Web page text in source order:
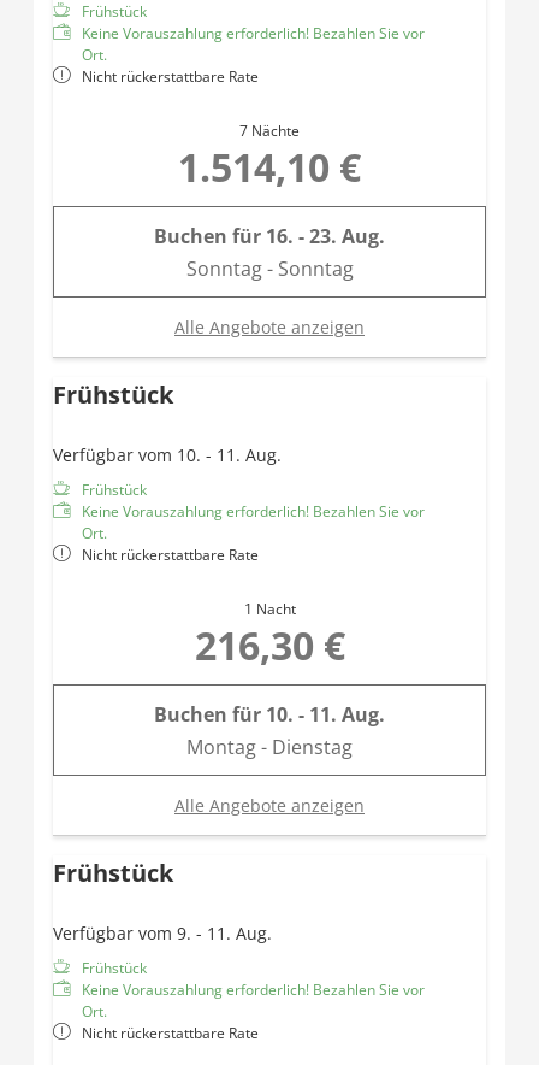
Nur 1 Turmzimmer hat ein extra fixes Einzelbett! Wir
können das daher nur direkt fix Zusagen ob dieses
auch frei oder das mit nur 1 Doppelbett.
Frühstück
Keine Vorauszahlung erforderlich! Bezahlen Sie vor
Ort.
Nicht rückerstattbare Rate
7 Nächte
1.514,10 €
Buchen für 16. - 23. Aug.
Sonntag - Sonntag
Alle Angebote anzeigen
Frühstück
Verfügbar vom 10. - 11. Aug.
Frühstück
Keine Vorauszahlung erforderlich! Bezahlen Sie vor
Ort.
Nicht rückerstattbare Rate
1 Nacht
216,30 €
Buchen für 10. - 11. Aug.
Montag - Dienstag
Alle Angebote anzeigen
Frühstück
Verfügbar vom 9. - 11. Aug.
Frühstück
Keine Vorauszahlung erforderlich! Bezahlen Sie vor
Ort.
Nicht rückerstattbare Rate